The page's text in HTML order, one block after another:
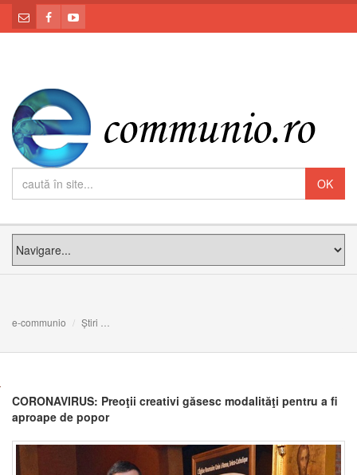
e-communio Știri
CORONAVIRUS: Preoţii creativi găsesc modalităţi pentru a fi
aproape de popor